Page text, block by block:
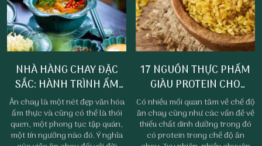
NHÀ HÀNG CHAY ĐẶC
SẮC: HÀNH TRÌNH ẨM
THỰC XANH GIỮA LÒNG
PHAN THIẾT | NHÀ HÀNG
CHAY PHÚC TÂM AN
Ăn chay là một nét đẹp văn hóa
ẩm thực và cũng có thể là thói
quen, một phong tục tập quán,
một tín ngưỡng nào đó. Ý nghĩa
17 NGUỒN THỰC PHẨM
GIÀU PROTEIN CHO
NGƯỜI ĂN CHAY | NHÀ
HÀNG CHAY PHAN THIẾT
Có nhiều mối quan tâm về chế độ
ăn chay cũng như các vấn đề về
thiếu chất dinh dưỡng trong đó
có protein trong chế độ ăn